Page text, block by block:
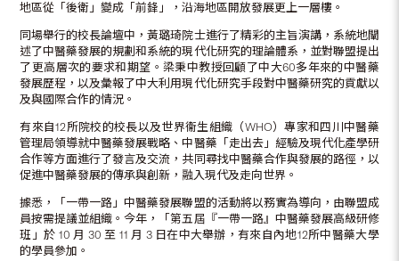
地區從「後衛」變成「前鋒」，沿海地區開放發展更上一層樓。
同場舉行的校長論壇中，黃璐琦院士進行了精彩的主旨演講，系統地闡
述了中醫藥發展的規劃和系統的現代化研究的理論體系，並對聯盟提出
了更高層次的要求和期望。梁秉中教授回顧了中大60多年來的中醫藥
發展歷程，以及彙報了中大利用現代化研究手段對中醫藥研究的貢獻以
及與國際合作的情況。
有來自12所院校的校長以及世界衞生組織（WHO）專家和四川中醫藥
管理局領導就中醫藥發展戰略、中醫藥「走出去」經驗及現代化產學研
合作等方面進行了發言及交流，共同尋找中醫藥合作與發展的路徑，以
促進中醫藥發展的傳承與創新，融入現代及走向世界。
據悉，「一帶一路」中醫藥發展聯盟的活動將以務實為導向，由聯盟成
員按需提議並組織。今年，「第五屆『一帶一路』中醫藥發展高級研修
班」於 10 月 30 至 11 月 3 日在中大舉辦，有來自內地12所中醫藥大學
的學員參加。